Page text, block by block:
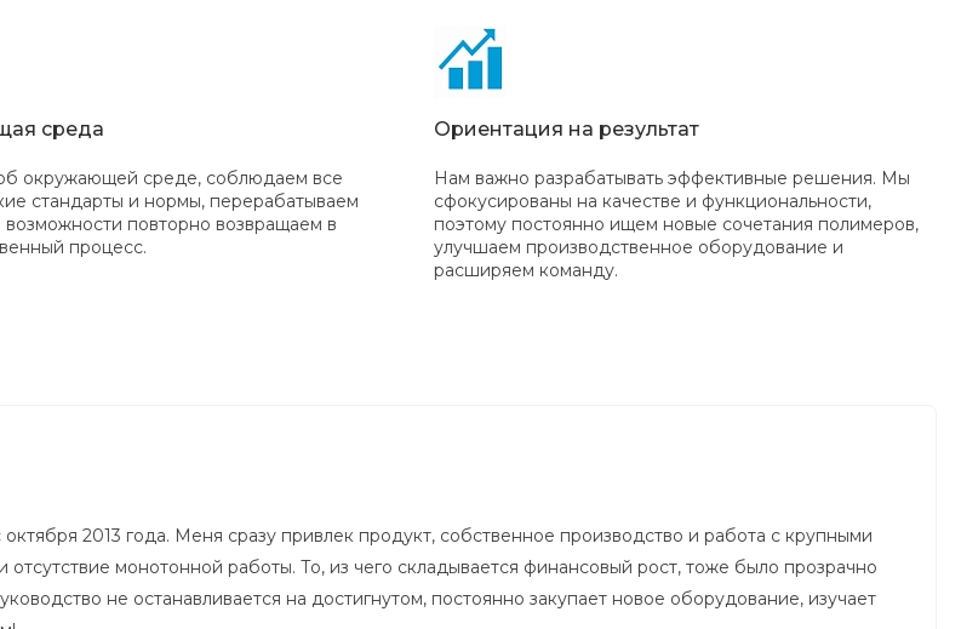
среда
окружающей среде, соблюдаем все
стандарты и нормы, перерабатываем
возможности повторно возвращаем в
процесс.
Ориентация на результат
Нам важно разрабатывать эффективные решения. Мы
сфокусированы на качестве и функциональности,
поэтому постоянно ищем новые сочетания полимеров,
улучшаем производственное оборудование и
расширяем команду.
2013 года. Меня сразу привлек продукт, собственное производство и работа с крупными
отсутствие монотонной работы. То, из чего складывается финансовый рост, тоже было прозрачно
не останавливается на достигнутом, постоянно закупает новое оборудование, изучает